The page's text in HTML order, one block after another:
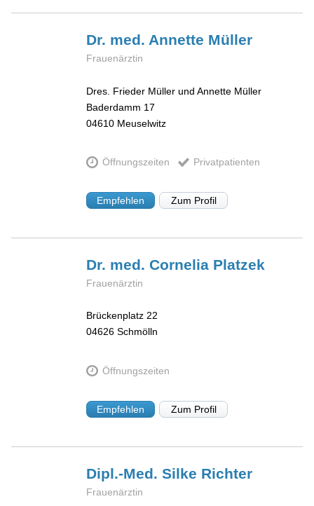
Dr. med. Annette Müller
Frauenärztin
Dres. Frieder Müller und Annette Müller
Baderdamm 17
04610 Meuselwitz
Öffnungszeiten Privatpatienten
Empfehlen Zum Profil
Dr. med. Cornelia Platzek
Frauenärztin
Brückenplatz 22
04626 Schmölln
Öffnungszeiten
Empfehlen Zum Profil
Dipl.-Med. Silke Richter
Frauenärztin